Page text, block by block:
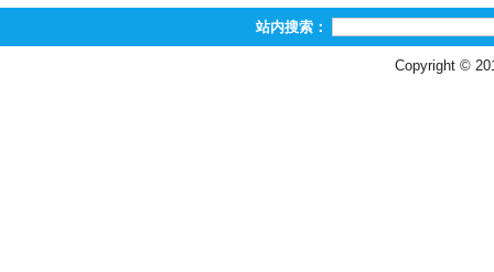
站内搜索：
Copyright ©